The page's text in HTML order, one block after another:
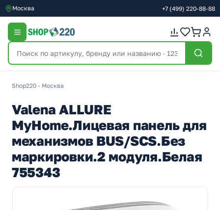
Москва +7 (499) 220-88-88
Shop220 - Москва
Valena ALLURE
MyHome.Лицевая панель для
механизмов BUS/SCS.Без
маркировки.2 модуля.Белая
755343